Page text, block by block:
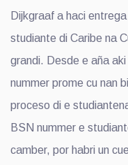
Dijkgraaf a haci
studiante di Caribe na
grandi. Desde e aña
nummer prome cu nan
proceso di e
BSN nummer e
camber, por habri un